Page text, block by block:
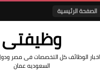
الصفحة الرئيسية
وظيفتى
اخبار الوظائف كل التخصصات فى مصر
السعوديه عمان